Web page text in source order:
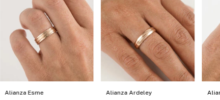
Alianza Esme Alianza Ardeley